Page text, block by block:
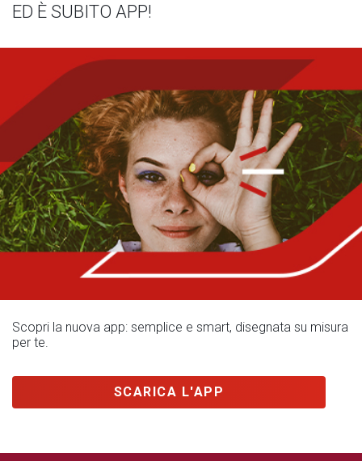
ED È SUBITO APP!
Scopri la nuova app: semplice e smart, disegnata su misura
per te.
SCARICA L'APP